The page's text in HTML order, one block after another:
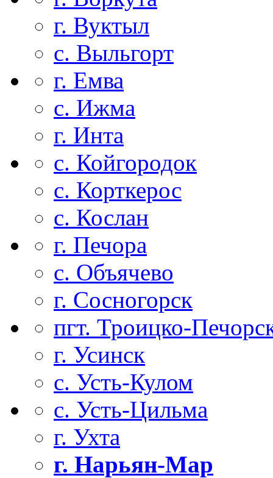
г. Вуктыл
с. Выльгорт
г. Емва
с. Ижма
г. Инта
с. Койгородок
с. Корткерос
с. Кослан
г. Печора
с. Объячево
г. Сосногорск
пгт. Троицко-
г. Усинск
с. Усть-Кулом
с. Усть-Цильма
г. Ухта
г. Нарьян-Мар